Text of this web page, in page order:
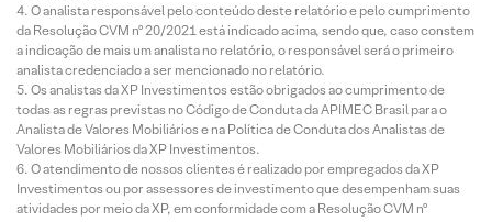
O analista responsável pelo conteúdo deste relatório e pelo cumprimento
da Resolução CVM nº 20/2021 está indicado acima, sendo que, caso constem
a indicação de mais um analista no relatório, o responsável será o primeiro
analista credenciado a ser mencionado no relatório.
Os analistas da XP Investimentos estão obrigados ao cumprimento de
todas as regras previstas no Código de Conduta da APIMEC Brasil para o
Analista de Valores Mobiliários e na Política de Conduta dos Analistas de
Valores Mobiliários da XP Investimentos.
O atendimento de nossos clientes é realizado por empregados da XP
Investimentos ou por assessores de investimento que desempenham suas
atividades por meio da XP, em conformidade com a Resolução CVM nº